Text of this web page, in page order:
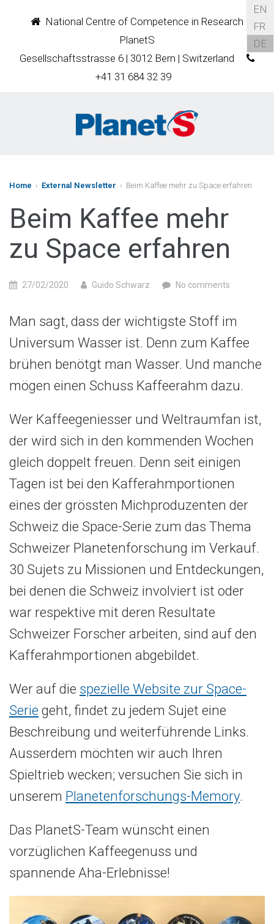
National Centre of Competence in Research
PlanetS
Gesellschaftsstrasse 6 | 3012 Bern | Switzerland
+41 31 684 32 39
EN
FR
DE
Home › External Newsletter › Beim Kaffee mehr zu Space erfahren
Beim Kaffee mehr
zu Space erfahren
27/02/2020 Guido Schwarz No comments
Man sagt, dass der wichtigste Stoff im
Universum Wasser ist. Denn zum Kaffee
brühen benötgt man Wasser. Und manche
mögen einen Schuss Kaffeerahm dazu.
Wer Kaffeegeniesser und Weltraumfan ist,
der wird sich in den kommenden Wochen
gleich doppelt freuen. Denn seit einigen
Tagen ist bei den Kafferahmportionen
eines der grössten Michproduzenten der
Schweiz die Space-Serie zum das Thema
Schweizer Planetenforschung im Verkauf.
30 Sujets zu Missionen und Entdeckungen,
bei denen die Schweiz involviert ist oder
war respektive mit deren Resultate
Schweizer Forscher arbeiten, sind auf den
Kafferahmportionen abgebildet.
Wer auf die spezielle Website zur Space-
Serie geht, findet zu jedem Sujet eine
Beschreibung und weiterführende Links.
Ausserdem möchten wir auch Ihren
Spieltrieb wecken; versuchen Sie sich in
unserem Planetenforschungs-Memory.
Das PlanetS-Team wünscht einen
vorzüglichen Kaffeegenuss und
spannende Aha-Erlebnisse!